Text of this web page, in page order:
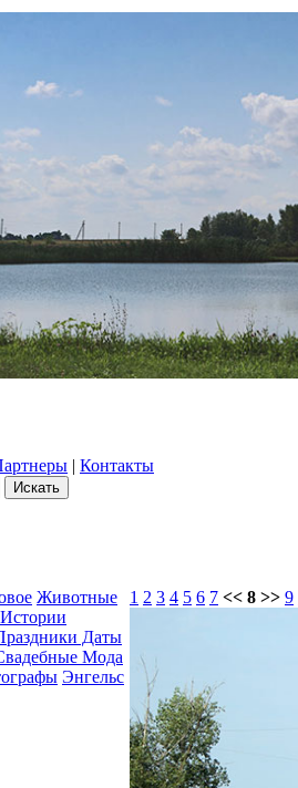
| Контакты
Животные
Даты
Мода
Энгельс
1 2 3 4 5 6 7 << 8 >> 9